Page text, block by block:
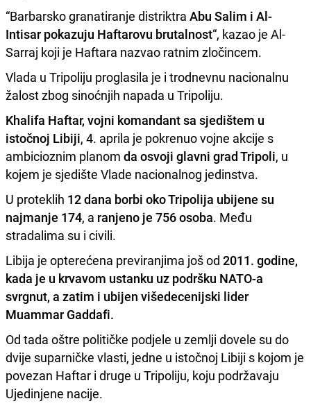
“Barbarsko granatiranje distriktra Abu Salim i Al-
Intisar pokazuju Haftarovu brutalnost“, kazao je Al-
Sarraj koji je Haftara nazvao ratnim zločincem.
Vlada u Tripoliju proglasila je i trodnevnu nacionalnu
žalost zbog sinoćnjih napada u Tripoliju.
Khalifa Haftar, vojni komandant sa sjedištem u
istočnoj Libiji, 4. aprila je pokrenuo vojne akcije s
ambicioznim planom da osvoji glavni grad Tripoli, u
kojem je sjedište Vlade nacionalnog jedinstva.
U proteklih 12 dana borbi oko Tripolija ubijene su
najmanje 174, a ranjeno je 756 osoba. Među
stradalima su i civili.
Libija je opterećena previranjima još od 2011. godine,
kada je u krvavom ustanku uz podršku NATO-a
svrgnut, a zatim i ubijen višedecenijski lider
Muammar Gaddafi.
Od tada oštre političke podjele u zemlji dovele su do
dvije suparničke vlasti, jedne u istočnoj Libiji s kojom je
povezan Haftar i druge u Tripoliju, koju podržavaju
Ujedinjene nacije.